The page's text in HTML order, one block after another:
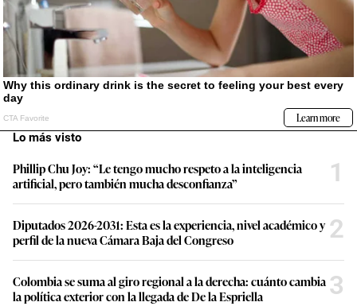
Lo más visto
Phillip Chu Joy: “Le tengo mucho respeto a la inteligencia
artificial, pero también mucha desconfianza”
1
Diputados 2026-2031: Esta es la experiencia, nivel académico y
perfil de la nueva Cámara Baja del Congreso
2
Colombia se suma al giro regional a la derecha: cuánto cambia
la política exterior con la llegada de De la Espriella
3